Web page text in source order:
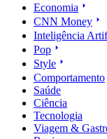
Economia
CNN Money
Inteligência
Pop
Style
Comportamento
Saúde
Ciência
Tecnologia
Viagem &